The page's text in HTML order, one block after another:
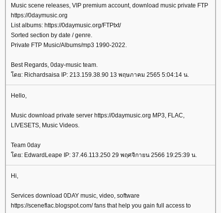
Music scene releases, VIP premium account, download music private FTP
https://0daymusic.org
List albums: https://0daymusic.org/FTPtxt/
Sorted section by date / genre.
Private FTP Music/Albums/mp3 1990-2022.
Best Regards, 0day-music team.
ดย: Richardsaisa IP: 213.159.38.90 13 พฤษภาคม 2565 5:04:14 น.
Hello,
Music download private server https://0daymusic.org MP3, FLAC,
LIVESETS, Music Videos.
Team 0day
ดย: EdwardLeape IP: 37.46.113.250 29 พฤศจิกายน 2566 19:25:39 น.
Hi,
Services download 0DAY music, video, software
https://sceneflac.blogspot.com/ fans that help you gain full access to